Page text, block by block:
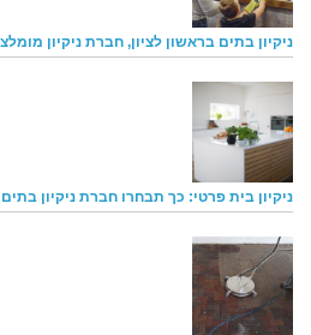
ניקיון בתים בראשון לציון, חברת ניקיון
ניקיון בית פרטי: כך תבחרו חברת ניקיון בתים